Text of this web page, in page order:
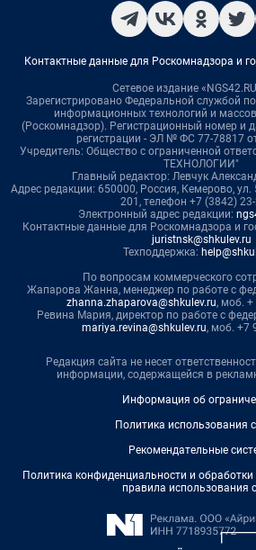
Контактные данные для Роскомнадзора и
Сетевое издание
Зарегистрировано Федеральной службой
информационных технологий и
(Роскомнадзор). Регистрационный номер и
регистрации - ЭЛ № ФС 77-78817
Учредитель: Общество с ограниченной
ТЕХНОЛОГИИ"
Главный редактор: Левчук
Адрес редакции: 650000, Россия, Кемерово, ул.
201, телефон +7 (3842)
Электронный адрес редакции:
Контактные данные для Роскомнадзора и
juristnsk@shkulev.ru
Техподдержка:
По вопросам коммерческого
Жапарова Жанна, менеджер по работе с
zhanna.zhaparova@shkulev.ru, моб.
Ревина Мария, директор по работе с
mariya.revina@shkulev.ru, моб. +7
Редакция сайта не несет
информации, содержащейся в
Информация об
Политика использования
Рекомендательные
Политика конфиденциальности и
правила использования